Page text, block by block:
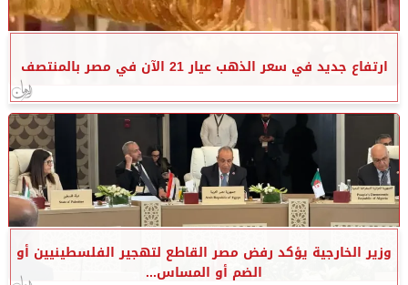
ارتفاع جديد في سعر الذهب عيار 21 الآن في مصر بالمنتصف
وزير الخارجية يؤكد رفض مصر القاطع لتهجير الفلسطينيين أو
الضم أو المساس...